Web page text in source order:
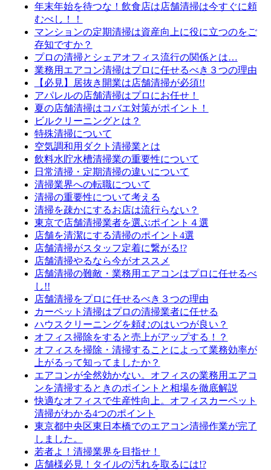
年末年始を待つな！飲食店は店舗清掃は今すぐに頼
むべし！！
マンションの定期清掃は資産向上に役に立つのをご
存知ですか？
プロの清掃とシェアオフィス流行の関係とは…
業務用エアコン清掃はプロに任せるべき３つの理由
【必見】居抜き開業は店舗清掃が必須!!
アパレルの店舗清掃はプロにお任せ！
夏の店舗清掃はコバエ対策がポイント！
ビルクリーニングとは？
特殊清掃について
空気調和用ダクト清掃業とは
飲料水貯水槽清掃業の重要性について
日常清掃・定期清掃の違いについて
清掃業界への転職について
清掃の重要性について考える
清掃を疎かにするお店は流行らない？
東京で店舗清掃業者を選ぶポイント４選
店舗を清潔にする清掃のポイント4選
店舗清掃がスタッフ定着に繋がる!?
店舗清掃やるなら今がオススメ
店舗清掃の難敵・業務用エアコンはプロに任せるべ
し!!
店舗清掃をプロに任せるべき３つの理由
カーペット清掃はプロの清掃業者に任せる
ハウスクリーニングを頼むのはいつが良い？
オフィス掃除をすると売上がアップする！？
オフィスを掃除・清掃することによって業務効率が
上がるって知ってましたか？
エアコンが全然効かない。オフィスの業務用エアコ
ンを清掃するときのポイントと相場を徹底解説
快適なオフィスで生産性向上。オフィスカーペット
清掃がわかる4つのポイント
東京都中央区東日本橋でのエアコン清掃作業が完了
しました。
若者よ！清掃業界を目指せ！
店舗様必見！タイルの汚れを取るには!?